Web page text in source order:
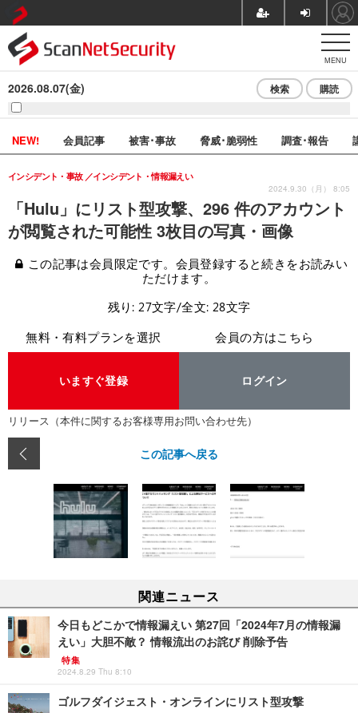
MENU
2026.08.07(金) 検索 購読
NEW! 会員記事 被害･事故 脅威･脆弱性 調査･報告
「Hulu」にリスト型攻撃、296 件のアカウント
が閲覧された可能性 3枚目の写真・画像
インシデント・事故 インシデント・情報漏えい
2024.9.30（月） 8:05
この記事は会員限定です。会員登録すると続きをお読みい
ただけます。
残り: 27文字/全文: 28文字
無料・有料プランを選択
いますぐ登録
会員の方はこちら
ログイン
リリース（本件に関するお客様専用お問い合わせ先）
この記事へ戻る
関連ニュース
今日もどこかで情報漏えい 第27回「2024年7月の情報漏
えい」大胆不敵？ 情報流出のお詫び 削除予告
特集
2024.8.29 Thu 8:10
ゴルフダイジェスト・オンラインにリスト型攻撃